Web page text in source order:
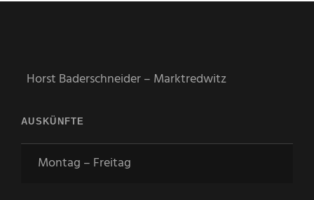
Horst Baderschneider – Marktredwitz
AUSKÜNFTE
Montag – Freitag